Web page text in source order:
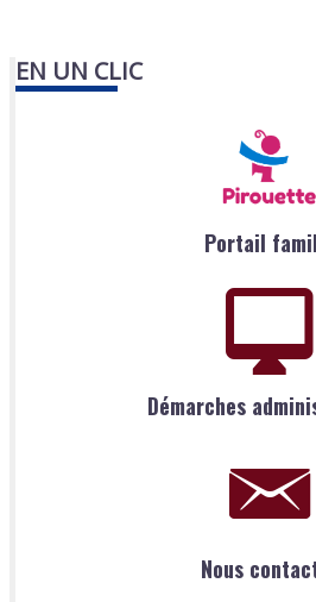
EN UN CLIC
Portail
Démarches
Nous